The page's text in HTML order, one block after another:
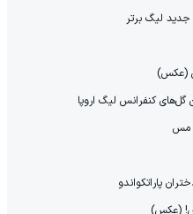
لیگ برتر
(عکس)
کنفرانس لیگ اروپا
مس
پاراتکواندو
(عکس)